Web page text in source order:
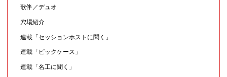
歌伴／デュオ
穴場紹介
連載「セッションホストに聞く」
連載「ピックケース」
連載「名工に聞く」